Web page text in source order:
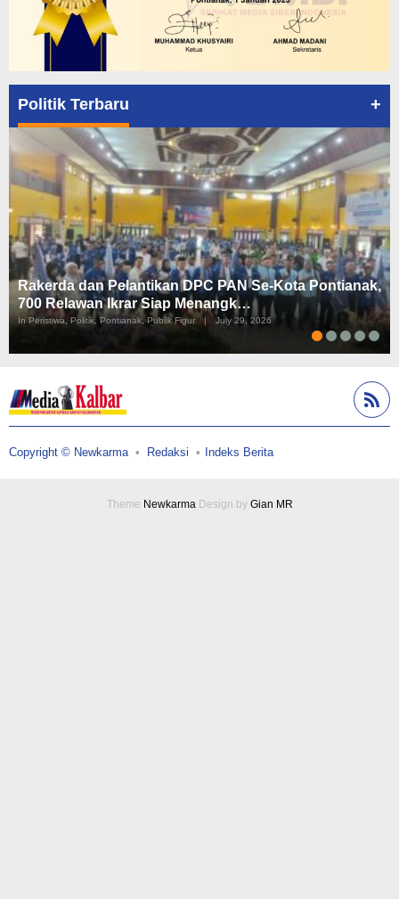
Politik Terbaru +
Rakerda dan Pelantikan DPC PAN Se-Kota Pontianak,
700 Relawan Ikrar Siap Menangk…
In Peristiwa, Politik, Pontianak, Publik Figur July 29, 2026
Copyright © Newkarma Redaksi Indeks Berita
Theme NewkarmaDesign by Gian MR